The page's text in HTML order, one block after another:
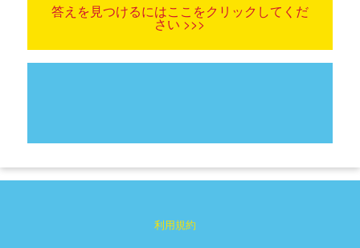
答えを見つけるにはここをクリックしてくだ
さい >>>
利用規約